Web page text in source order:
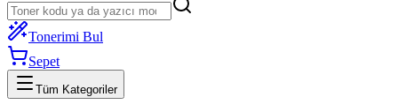
Tonerimi Bul
Sepet
Tüm Kategoriler